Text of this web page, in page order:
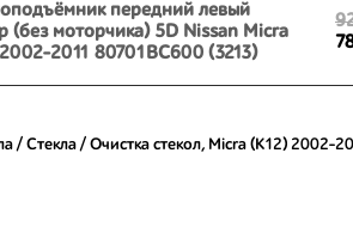
передний левый
(без моторчика) 5D Nissan Micra
2011 80701BC600 (3213)
/ Стекла / Очистка стекол, Micra (K12) 2002-